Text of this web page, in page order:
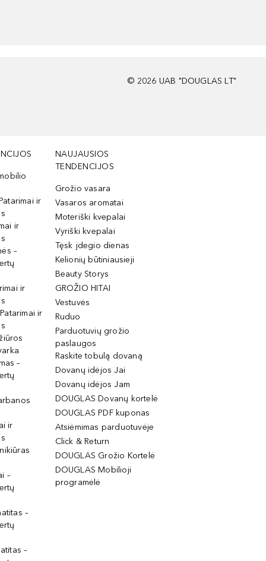
© 2026 UAB "DOUGLAS LT"
ir
ir
–
ir
ir
–
ir
–
–
–
NAUJAUSIOS
TENDENCIJOS
Grožio vasara
Vasaros aromatai
Moteriški kvepalai
Vyriški kvepalai
Tęsk įdegio dienas
Kelionių būtiniausieji
Beauty Storys
GROŽIO HITAI
Vestuvės
Ruduo
Parduotuvių grožio
paslaugos
Raskite tobulą dovaną
Dovanų idėjos Jai
Dovanų idėjos Jam
DOUGLAS Dovanų kortelė
DOUGLAS PDF kuponas
Atsiėmimas parduotuvėje
Click & Return
DOUGLAS Grožio Kortelė
DOUGLAS Mobilioji
programėlė